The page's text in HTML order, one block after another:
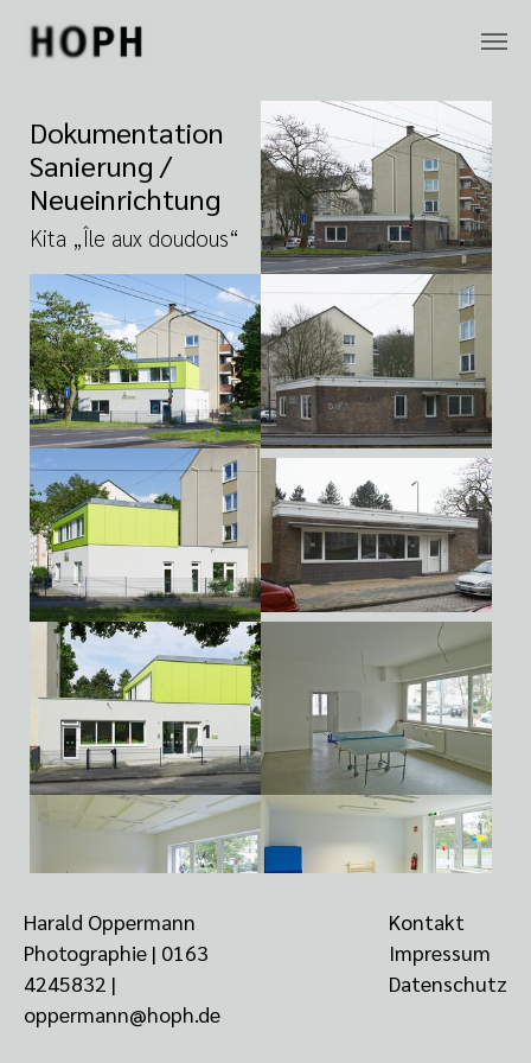
Dokumentation
Sanierung /
Neueinrichtung
Kita „Île aux doudous“
Harald Oppermann
Photographie | 0163
4245832 ‬ |
oppermann@hoph.de
Kontakt
Impressum
Datenschutz